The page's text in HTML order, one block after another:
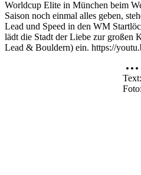
Worldcup Elite in München beim
Saison noch einmal alles geben,
Lead und Speed in den WM
lädt die Stadt der Liebe zur großen
Lead & Bouldern) ein. https://
Text
Foto